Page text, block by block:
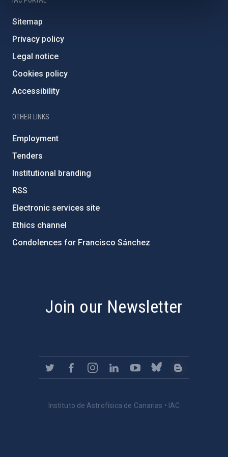
Sitemap
Privacy policy
Legal notice
Cookies policy
Accessibility
OTHER LINKS
Employment
Tenders
Institutional branding
RSS
Electronic services site
Ethics channel
Condolences for Francisco Sánchez
Join our Newsletter
Instituto de Astrofísica de Canarias • IAC